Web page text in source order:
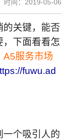
时间：2019-05-06
的关键，能否
，下面看看怎
A5服务市场
fuwu.ad
一个吸引人的